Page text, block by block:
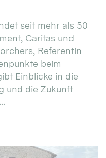
seit mehr als 50
Caritas und
Referentin
beim
Einblicke in die
und die Zukunft